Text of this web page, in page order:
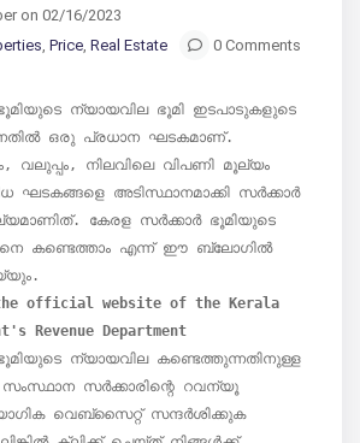
on 02/16/2023
, Price, Real Estate 0 Comments
ന്യായവില ഭൂമി ഇടപാടുകളുടെ
ഒരു പ്രധാന ഘടകമാണ്.
വലുപ്പം, നിലവിലെ വിപണി മൂല്യം
ഘടകങ്ങളെ അടിസ്ഥാനമാക്കി സർക്കാർ
കേരള സർക്കാർ ഭൂമിയുടെ
കണ്ടെത്താം എന്ന് ഈ ബ്ലോഗിൽ
official website of the Kerala
Revenue Department
ന്യായവില കണ്ടെത്തുന്നതിനുള്ള
സർക്കാരിന്റെ റവന്യൂ
വെബ്സൈറ്റ് സന്ദർശിക്കുക